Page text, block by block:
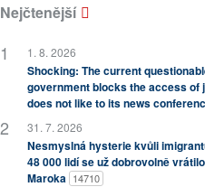
Nejčtenější
1. 8. 2026
Shocking: The current
government blocks the access of
does not like to its news
31. 7. 2026
Nesmyslná hysterie kvůli
48 000 lidí se už dobrovolně
Maroka 14710